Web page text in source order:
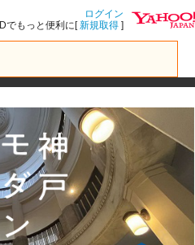
ログイン
IDでもっと便利に[新規取得 ]